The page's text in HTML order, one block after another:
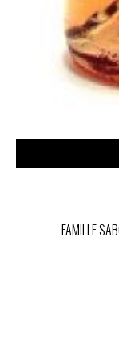
FAMILLE